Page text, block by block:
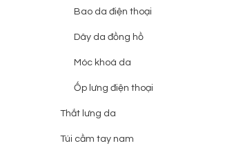
Bao da điện thoại
Dây da đồng hồ
Móc khoá da
Ốp lưng điện thoại
Thắt lưng da
Túi cầm tay nam